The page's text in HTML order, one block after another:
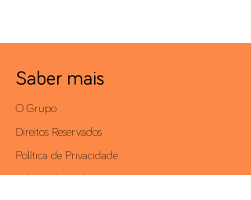
Saber mais
O Grupo
Direitos Reservados
Política de Privacidade